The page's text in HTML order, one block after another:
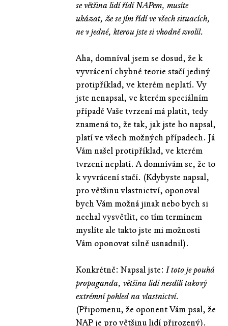
se většina lidí řídí NAPem, musíte
ukázat, že se jím řídí ve všech situacích,
ne v jedné, kterou jste si vhodně zvolil.
Aha, domníval jsem se dosud, že k
vyvrácení chybné teorie stačí jediný
protipříklad, ve kterém neplatí. Vy
jste nenapsal, ve kterém speciálním
případě Vaše tvrzení má platit, tedy
znamená to, že tak, jak jste ho napsal,
platí ve všech možných případech. Já
Vám našel protipříklad, ve kterém
tvrzení neplatí. A domnívám se, že to
k vyvrácení stačí. (Kdybyste napsal,
pro většinu vlastnictví, oponoval
bych Vám možná jinak nebo bych si
nechal vysvětlit, co tím termínem
myslíte ale takto jste mi možnosti
Vám oponovat silně usnadnil).
Konkrétně: Napsal jste: I toto je pouhá
propaganda, většina lidí nesdílí takový
extrémní pohled na vlastnictví.
(Připomenu, že oponent Vám psal, že
NAP je pro většinu lidí přirozený).